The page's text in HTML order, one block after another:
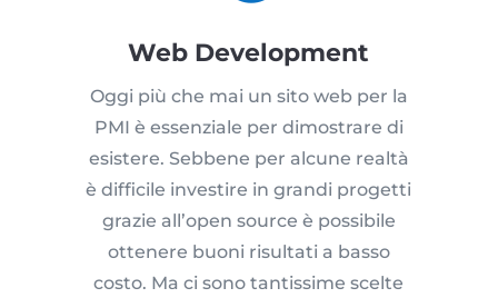
Web Development
Oggi più che mai un sito web per la
PMI è essenziale per dimostrare di
esistere. Sebbene per alcune realtà
è difficile investire in grandi progetti
grazie all’open source è possibile
ottenere buoni risultati a basso
costo. Ma ci sono tantissime scelte